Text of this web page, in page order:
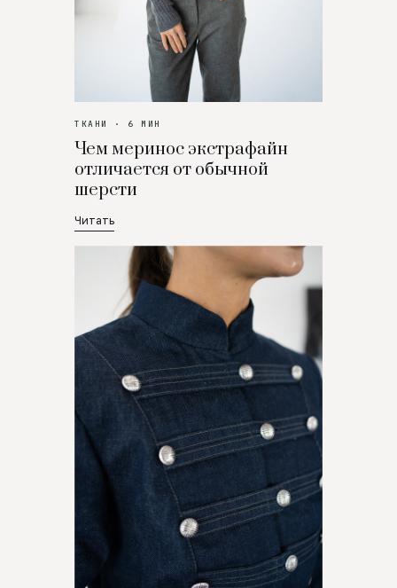
ТКАНИ · 6 МИН
Чем меринос экстрафайн
отличается от обычной
шерсти
Читать